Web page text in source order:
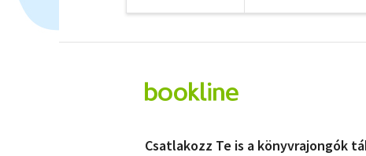
Csatlakozz Te is a könyvrajongók